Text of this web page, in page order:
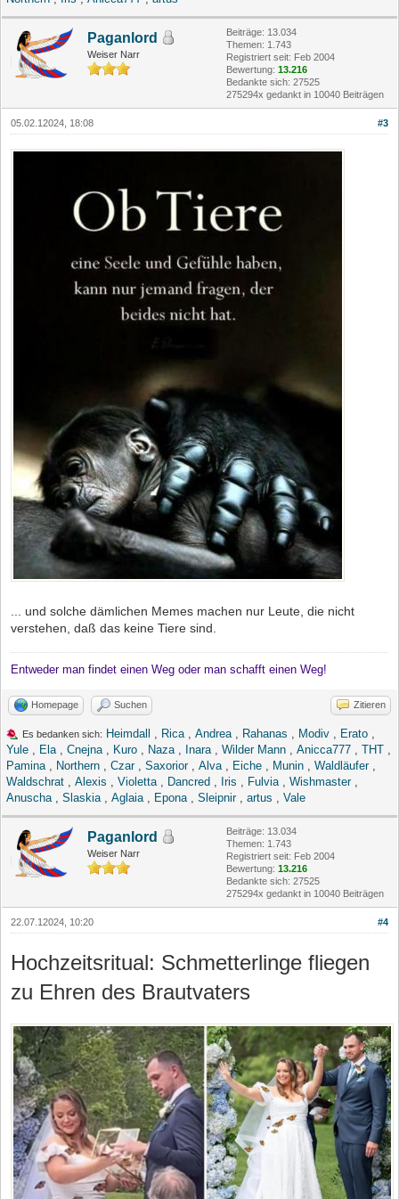
Paganlord
Weiser Narr
Beiträge: 13.034
Themen: 1.743
Registriert seit: Feb 2004
Bewertung: 13.216
Bedankte sich: 27525
275294x gedankt in 10040 Beiträgen
#3
05.02.12024, 18:08
... und solche dämlichen Memes machen nur Leute, die nicht
verstehen, daß das keine Tiere sind.
Entweder man findet einen Weg oder man schafft einen Weg!
Homepage Suchen Zitieren
Es bedanken sich: Heimdall Rica Andrea Rahanas Modiv Erato
Yule
Ela Cnejna Kuro Naza Inara Wilder Mann Anicca777 THT
Pamina
Northern Czar, Saxorior, Alva Eiche Munin Waldläufer,
Waldschrat
Alexis Violetta Dancred Iris Fulvia Wishmaster,
Anuscha
Slaskia Aglaia Epona Sleipnir, artus Vale
Paganlord
Weiser Narr
Beiträge: 13.034
Themen: 1.743
Registriert seit: Feb 2004
Bewertung: 13.216
Bedankte sich: 27525
275294x gedankt in 10040 Beiträgen
#4
22.07.12024, 10:20
Hochzeitsritual: Schmetterlinge fliegen
zu Ehren des Brautvaters